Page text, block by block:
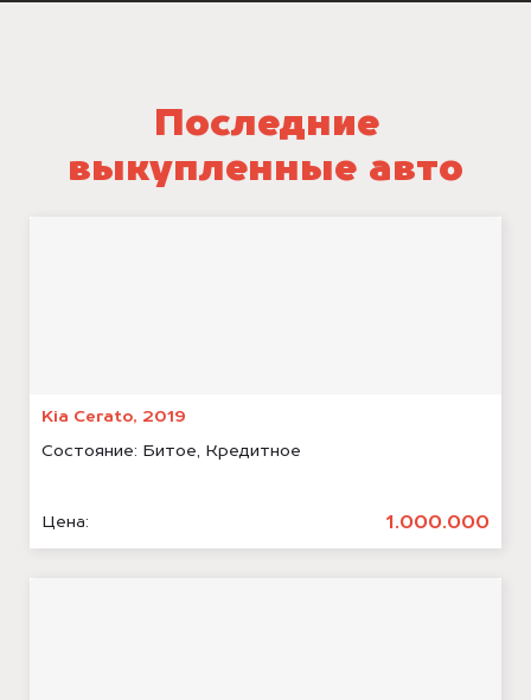
Последние
выкупленные авто
Kia Cerato, 2019
Состояние: Битое, Кредитное
Цена: 1.000.000